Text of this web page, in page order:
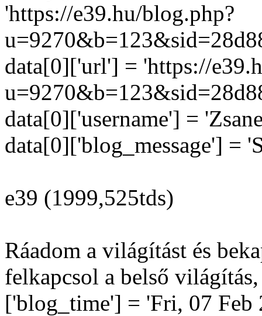
'https://e39.hu/blog.php?
data[0]['url'] = 'https://
data[0]['username'] =
data[0]['blog_message'] =
e39 (1999,525tds)
Ráadom a világítást és
felkapcsol a belső
['blog_time'] = 'Fri, 07 Feb